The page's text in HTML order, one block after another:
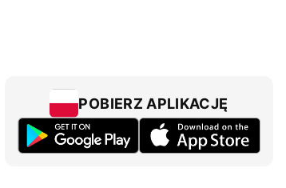
POBIERZ APLIKACJĘ